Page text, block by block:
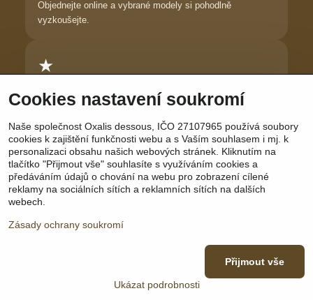
Objednejte online a vybrané modely si pohodlně
vyzkoušejte.
★
Důvěra zákaznic
cítí krásně.
Sledujte nás: Facebook | Instagram | YouTube
Vytvořeno systémem:ByznysWeb.cz
Cookies nastavení soukromí
Naše společnost Oxalis dessous, IČO 27107965 používá soubory
cookies k zajištění funkčnosti webu a s Vaším souhlasem i mj. k
personalizaci obsahu našich webových stránek. Kliknutím na
tlačítko "Přijmout vše" souhlasíte s využíváním cookies a
předáváním údajů o chování na webu pro zobrazení cílené
reklamy na sociálních sítích a reklamních sítích na dalších
webech.
Zásady ochrany soukromí
Ukázat podrobnosti
Přijmout vše